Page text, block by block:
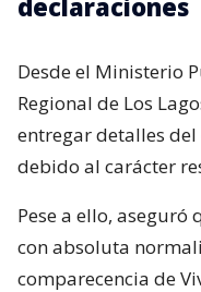
Desde el Ministerio
Regional de Los
entregar detalles
debido al carácter
Pese a ello,
con absoluta
comparecencia de